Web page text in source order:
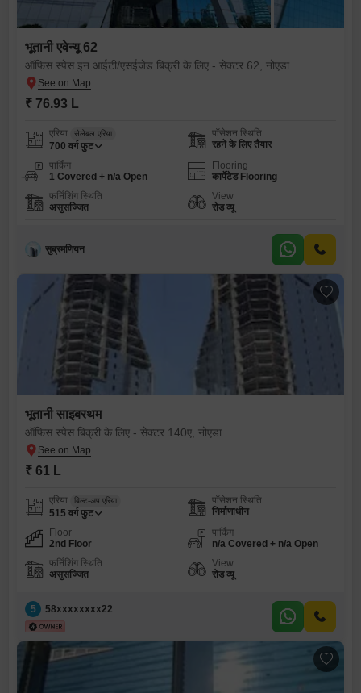
भूतानी एवेन्यू 62
ऑफिस स्पेस इन आईटी/एसईजेड बिक्री के लिए - सेक्टर 62, नोएडा
₹ 76.93 L
एरिया सेलेबल एरिया
700 वर्ग फुट
पॉसेशन स्थिति
रहने के लिए तैयार
पार्किंग
1 Covered + n/a Open
Flooring
कार्पेटेड Flooring
फर्निशिंग स्थिति
असुसज्जित
View
रोड व्यू
सुब्रमणियन
भूतानी साइबरथम
ऑफिस स्पेस बिक्री के लिए - सेक्टर 140ए, नोएडा
₹ 61 L
एरिया बिल्ट-अप एरिया
515 वर्ग फुट
पॉसेशन स्थिति
निर्माणाधीन
Floor
2nd Floor
पार्किंग
n/a Covered + n/a Open
फर्निशिंग स्थिति
असुसज्जित
View
रोड व्यू
5 58xxxxxxxx22